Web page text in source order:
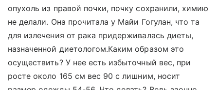
опухоль из правой почки, почку сохранили, химию
не делали. Она прочитала у Майи Гогулан, что та
для излечения от рака придерживалась диеты,
назначенной диетологом.Каким образом это
осуществить? У нее есть избыточный вес, при
росте около 165 см вес 90 с лишним, носит